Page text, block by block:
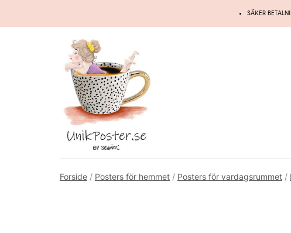
SÄKER
Forside / Posters för hemmet / Posters för vardagsrummet /